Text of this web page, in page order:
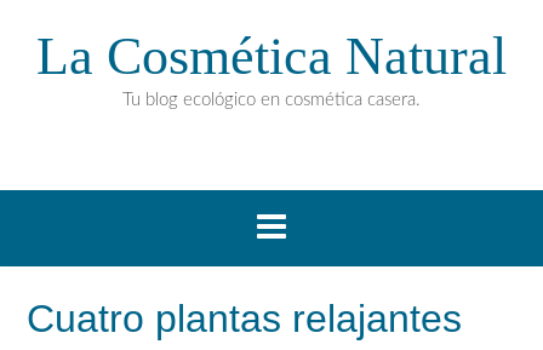
La Cosmética Natural
Tu blog ecológico en cosmética casera.
Cuatro plantas relajantes